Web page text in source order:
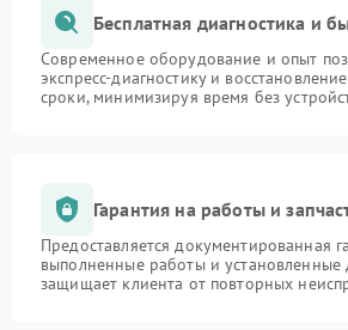
Бесплатная диагностика и
Современное оборудование и опыт
экспресс-диагностику и
сроки, минимизируя время без
Гарантия на работы и
Предоставляется документированная
выполненные работы и установленные
защищает клиента от повторных